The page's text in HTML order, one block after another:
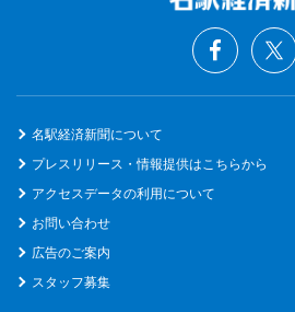
名駅経済新聞について
プレスリリース・情報提供はこちらから
アクセスデータの利用について
お問い合わせ
広告のご案内
スタッフ募集